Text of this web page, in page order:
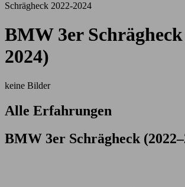
Schrägheck 2022-2024
BMW 3er
2024)
keine Bilder
Alle Erfahrungen
BMW 3er Schrägheck